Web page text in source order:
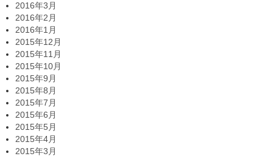
2016年3月
2016年2月
2016年1月
2015年12月
2015年11月
2015年10月
2015年9月
2015年8月
2015年7月
2015年6月
2015年5月
2015年4月
2015年3月